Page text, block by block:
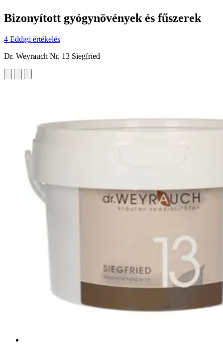
Bizonyított gyógynövények és fűszerek
4 Eddigi értékelés
Dr. Weyrauch Nr. 13 Siegfried